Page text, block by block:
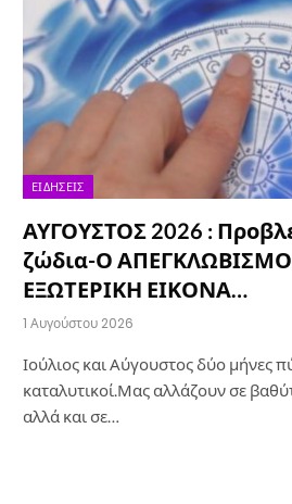
ΕΙΔΉΣΕΙΣ
ΑΥΓΟΥΣΤΟΣ 2026 :
ζώδια-Ο
ΕΞΩΤΕΡΙΚΗ ΕΙΚΟΝΑ…
1 Αυγούστου 2026
Ιούλιος και Αύγουστος δύο μήνες
καταλυτικοί.Μας αλλάζουν σε
αλλά και σε…